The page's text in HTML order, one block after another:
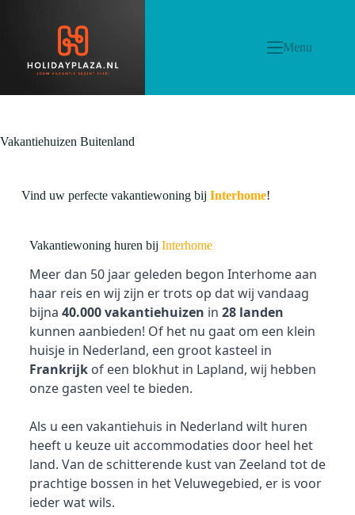
Menu
Vakantiehuizen Buitenland
Vind uw perfecte vakantiewoning bij Interhome!
Vakantiewoning huren bij Interhome
Meer dan 50 jaar geleden begon Interhome aan
haar reis en wij zijn er trots op dat wij vandaag
bijna 40.000 vakantiehuizen in 28 landen
kunnen aanbieden! Of het nu gaat om een klein
huisje in Nederland, een groot kasteel in
Frankrijkof een blokhut in Lapland, wij hebben
onze gasten veel te bieden.
Als u een vakantiehuis in Nederland wilt huren
heeft u keuze uit accommodaties door heel het
land. Van de schitterende kust van Zeeland tot de
prachtige bossen in het Veluwegebied, er is voor
ieder wat wils.